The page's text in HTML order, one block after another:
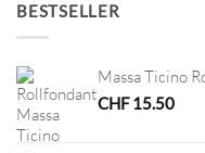
BESTSELLER
Massa Ticino
CHF15.50